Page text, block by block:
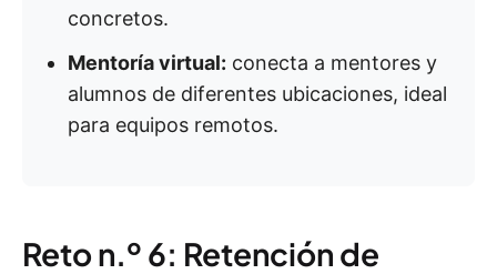
concretos.
Mentoría virtual: conecta a mentores y
alumnos de diferentes ubicaciones, ideal
para equipos remotos.
Reto n.º 6: Retención de